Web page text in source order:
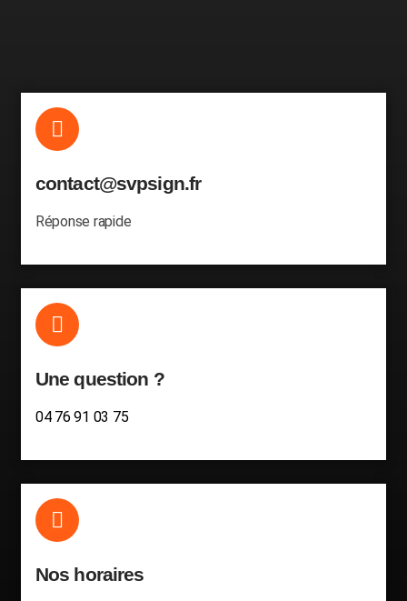
contact@svpsign.fr
Réponse rapide
Une question ?
04 76 91 03 75
Nos horaires